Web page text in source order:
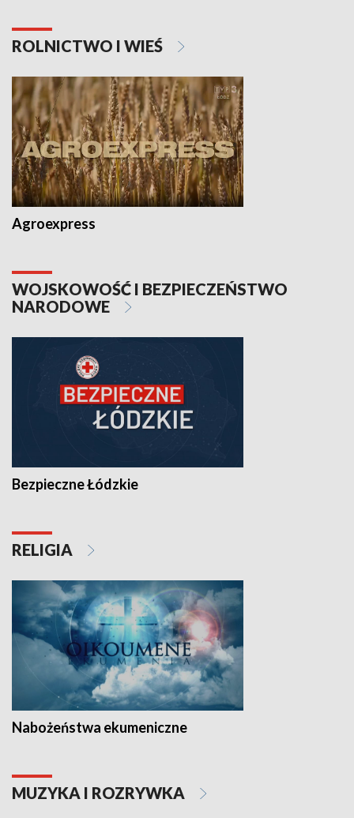
ROLNICTWO I WIEŚ
Agroexpress
WOJSKOWOŚĆ I BEZPIECZEŃSTWO
NARODOWE
Bezpieczne Łódzkie
RELIGIA
Nabożeństwa ekumeniczne
MUZYKA I ROZRYWKA